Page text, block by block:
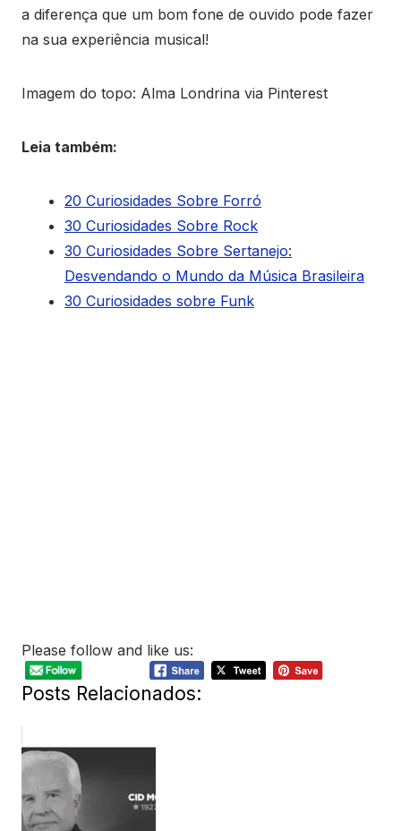
a diferença que um bom fone de ouvido pode fazer
na sua experiência musical!
Imagem do topo: Alma Londrina via Pinterest
Leia também:
20 Curiosidades Sobre Forró
30 Curiosidades Sobre Rock
30 Curiosidades Sobre Sertanejo:
Desvendando o Mundo da Música Brasileira
30 Curiosidades sobre Funk
Please follow and like us:
Posts Relacionados: